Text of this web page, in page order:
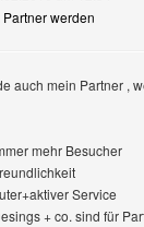
Profile anzeigen
Partner werden
auch mein Partner ,
mehr Besucher
Service
+ co. sind für